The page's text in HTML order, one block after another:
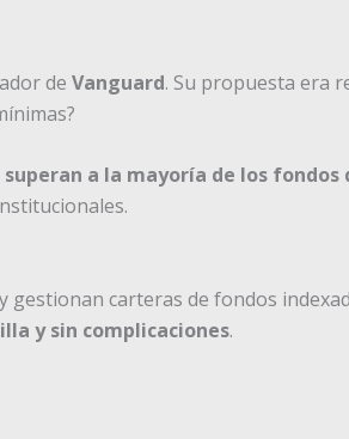
de Vanguard. Su propuesta era
superan a la mayoría de los fondos
carteras de fondos
y sin complicaciones.